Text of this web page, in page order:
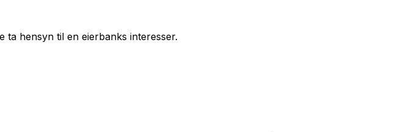
ta hensyn til en eierbanks interesser.